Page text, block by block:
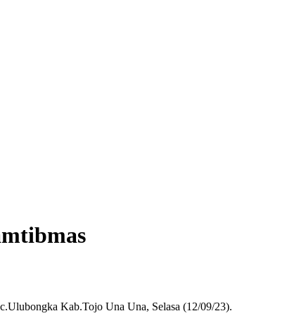
Kab.Tojo Una Una, Selasa (12/09/23).